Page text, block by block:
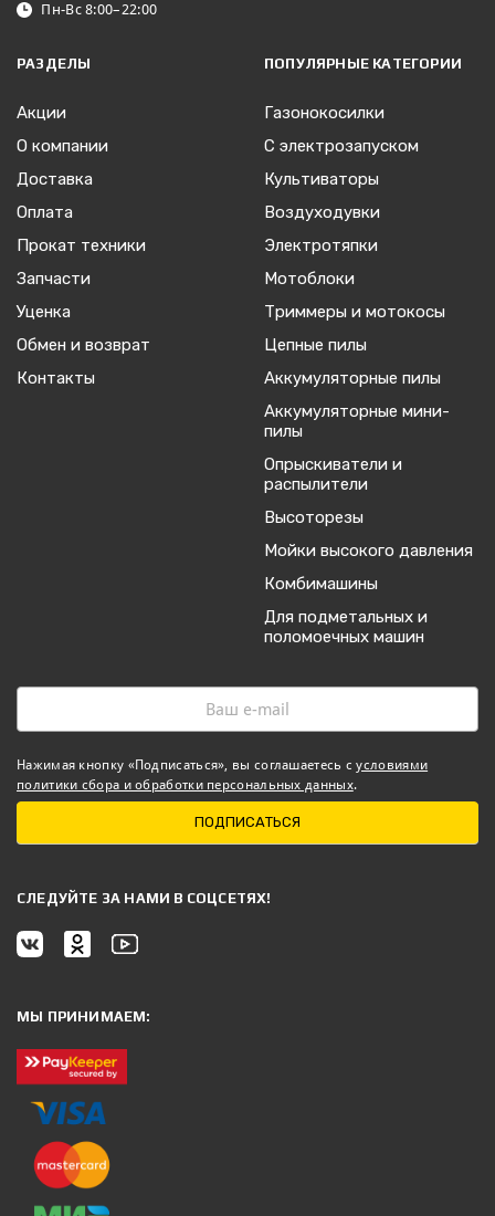
Пн-Вс 8:00–22:00
РАЗДЕЛЫ
Акции
О компании
Доставка
Оплата
Прокат техники
Запчасти
Уценка
Обмен и возврат
Контакты
ПОПУЛЯРНЫЕ КАТЕГОРИИ
Газонокосилки
С электрозапуском
Культиваторы
Воздуходувки
Электротяпки
Мотоблоки
Триммеры и мотокосы
Цепные пилы
Аккумуляторные пилы
Аккумуляторные мини-
пилы
Опрыскиватели и
распылители
Высоторезы
Мойки высокого давления
Комбимашины
Для подметальных и
поломоечных машин
Нажимая кнопку «Подписаться», вы соглашаетесь сусловиями
политики сбора и обработки персональных данных.
ПОДПИСАТЬСЯ
CЛЕДУЙТЕ ЗА НАМИ В СОЦСЕТЯХ!
МЫ ПРИНИМАЕМ: